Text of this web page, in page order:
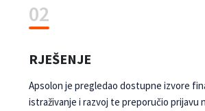
02
RJEŠENJE
Apsolon je pregledao dostupne izvore
istraživanje i razvoj te preporučio prijavu